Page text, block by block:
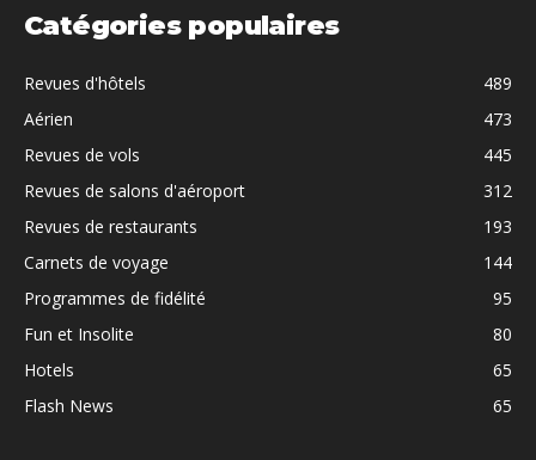
Catégories populaires
Revues d'hôtels
489
Aérien
473
Revues de vols
445
Revues de salons d'aéroport
312
Revues de restaurants
193
Carnets de voyage
144
Programmes de fidélité
95
Fun et Insolite
80
Hotels
65
Flash News
65